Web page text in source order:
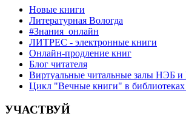
Новые книги
Литературная Вологда
#Знания_онлайн
ЛИТРЕС - электронные книги
Онлайн-продление книг
Блог читателя
Виртуальные читальные залы НЭБ
Цикл "Вечные книги" в
УЧАСТВУЙ